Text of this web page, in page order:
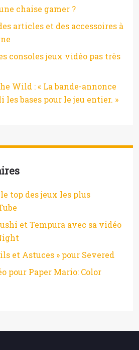
chaise gamer ?
articles et des accessoires à
consoles jeux vidéo pas très
Wild : « La bande-annonce
les bases pour le jeu entier. »
top des jeux les plus
et Tempura avec sa vidéo
et Astuces » pour Severed
pour Paper Mario: Color